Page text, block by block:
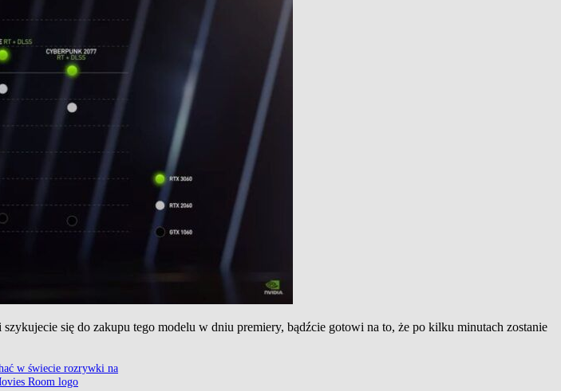
się do zakupu tego modelu w dniu premiery, bądźcie gotowi na to, że po kilku minutach zostanie
w świecie rozrywki na